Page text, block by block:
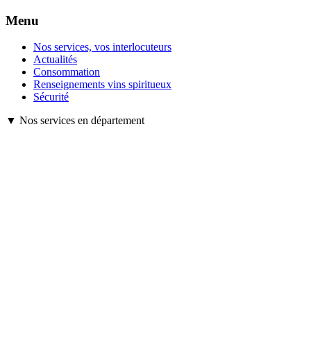
Menu
Nos services, vos interlocuteurs
Actualités
Consommation
Renseignements vins spiritueux
Sécurité
▼ Nos services en département